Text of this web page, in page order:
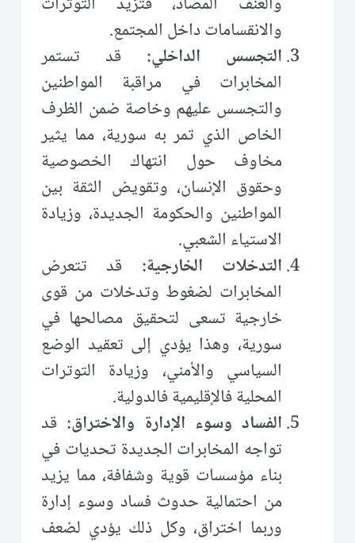
والانقسامات داخل المجتمع.
التجسس الداخلي: قد تستمر
المخابرات في مراقبة المواطنين
والتجسس عليهم وخاصة ضمن الظرف
الخاص الذي تمر به سورية، مما يثير
مخاوف حول انتهاك الخصوصية
وحقوق الإنسان، وتقويض الثقة بين
المواطنين والحكومة الجديدة، وزيادة
الاستياء الشعبي.
التدخلات الخارجية: قد تتعرض
المخابرات لضغوط وتدخلات من قوى
خارجية تسعى لتحقيق مصالحها في
سورية، وهذا يؤدي إلى تعقيد الوضع
السياسي والأمني، وزيادة التوترات
المحلية فالإقليمية فالدولية.
الفساد وسوء الإدارة والاختراق: قد
تواجه المخابرات الجديدة تحديات في
بناء مؤسسات قوية وشفافة، مما يزيد
من احتمالية حدوث فساد وسوء إدارة
وربما اختراق، وكل ذلك يؤدي لضعف